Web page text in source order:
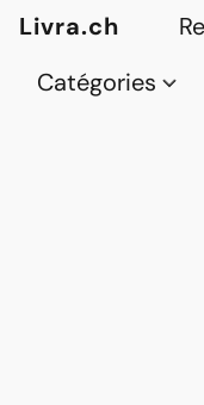
Livra.ch
Catégories